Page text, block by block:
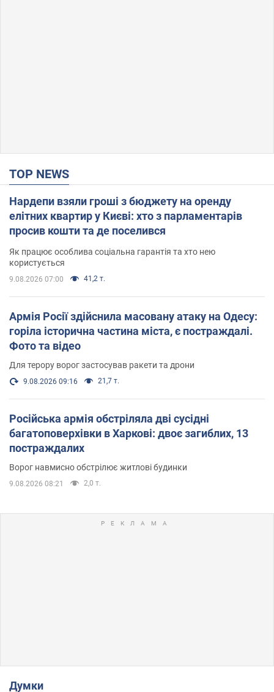
TOP NEWS
Нардепи взяли гроші з бюджету на оренду
елітних квартир у Києві: хто з парламентарів
просив кошти та де поселився
Як працює особлива соціальна гарантія та хто нею
користується
9.08.2026 07:00 41,2 т.
Армія Росії здійснила масовану атаку на Одесу:
горіла історична частина міста, є постраждалі.
Фото та відео
Для терору ворог застосував ракети та дрони
9.08.2026 09:16 21,7 т.
Російська армія обстріляла дві сусідні
багатоповерхівки в Харкові: двоє загиблих, 13
постраждалих
Ворог навмисно обстрілює житлові будинки
9.08.2026 08:21 2,0 т.
Думки